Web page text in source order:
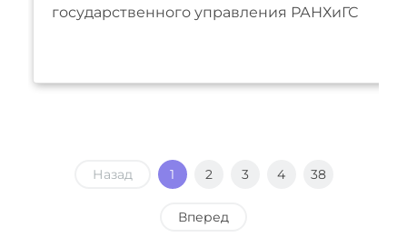
государственного управления РАНХиГС
Назад 1 2 3 4 38
Вперед